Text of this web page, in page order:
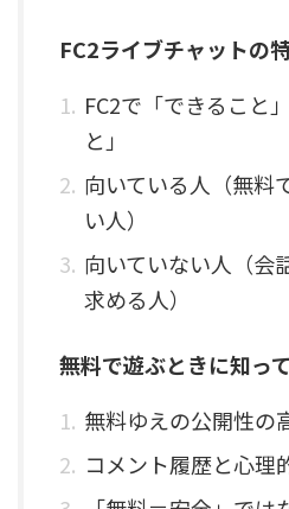
FC2ライブチャットの
FC2で「できること
と」
向いている人（無料
い人）
向いていない人（会
求める人）
無料で遊ぶときに知っ
無料ゆえの公開性の
コメント履歴と心理